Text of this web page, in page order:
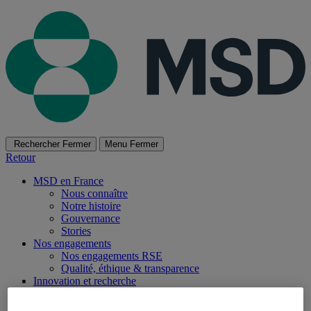
content
Rechercher Fermer Menu Fermer
Retour
MSD en France
Nous connaître
Notre histoire
Gouvernance
Stories
Nos engagements
Nos engagements RSE
Qualité, éthique & transparence
Innovation et recherche